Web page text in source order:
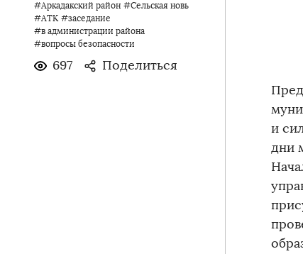
#Аркадакский район #Сельская новь
#АТК #заседание
#в администрации района
#вопросы безопасности
697 Поделиться
и
дни